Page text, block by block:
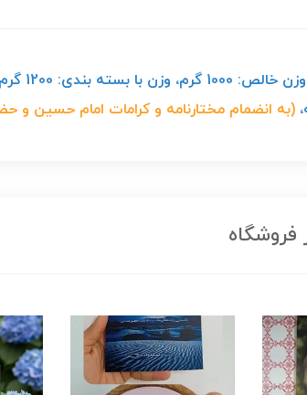
وزن
(به انضمام مختارنامه و کرامات امام حسین